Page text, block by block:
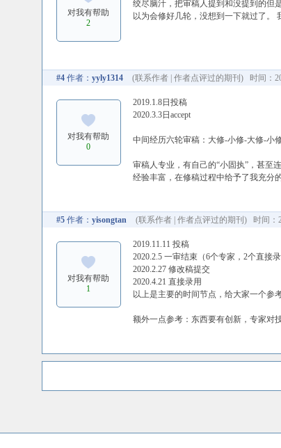
对我有帮助
2
绞尽脑汁，把审稿人提到和没提到的但
以为会修好几轮，没想到一下就过了。
#4作者： yyly1314 (联系作者| 作者点评过的期刊 ) 时间：
对我有帮助
0
2019.1.8日投稿
2020.3.3日accept
中间经历六轮审稿：大修-小修-大修-小
审稿人专业，有自己的“小固执”，甚至
经验丰富，在修稿过程中给予了我充分
#5作者： yisongtan (联系作者| 作者点评过的期刊 ) 时间：
对我有帮助
1
2019.11.11 投稿
2020.2.5 一审结束（6个专家，2个直接
2020.2.27 修改稿提交
2020.4.21 直接录用
以上是主要的时间节点，给大家一个参考
额外一点参考：东西要有创新，专家对